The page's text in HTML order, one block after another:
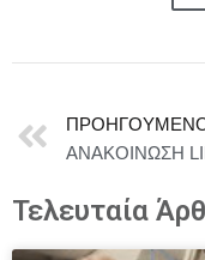
Τελευταία